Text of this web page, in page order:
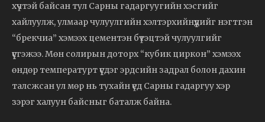
хүчтэй байсан тул Сарны гадаргуугийн хэсгийг
хайлуулж, улмаар чулуулгийн хэлтэрхийнүүдийг нэгтгэн
“брекчиа” хэмээх цементэн бүтэцтэй чулуулгийг
үүсгэжээ. Мөн солирын доторх “кубик циркон” хэмээх
өндөр температурт үүсдэг эрдсийн задрал болон дахин
талсжсан ул мөр нь тухайн үед Сарны гадаргуу хэр
зэрэг халуун байсныг баталж байна.